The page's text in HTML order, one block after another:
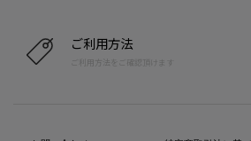
ご利用方法
ご利用方法をご確認頂けます